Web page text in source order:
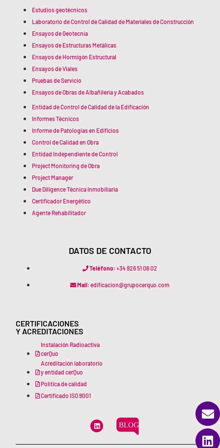
Estudios geotécnicos
Laboratorio de Control de Calidad de Materiales de Construcción
Ensayos de Geotecnia
Ensayos de Estructuras Metálicas
Ensayos de Hormigón Estructural
Ensayos de Viales
Pruebas de Servicio
Ensayos de Obras de Albañilería y Acabados
Entidad de Control de Calidad de la Edificación
Informes Técnicos
Informe de Patologías en Edificios
Control de Calidad en Obra
Entidad Independiente de Control
Project Monitoring de Obra
Project Manager
Due Diligence Técnica Inmobiliaria
Certificador Energético
Agente Rehabilitador
DATOS DE CONTACTO
Teléfono: +34 926 51 06 02
Mail: edificacion@grupocerquo.com
CERTIFICACIONES
Y ACREDITACIONES
Instalación Radioactiva
cerQuo
Acreditación laboratorio
y entidad cerQuo
Política de calidad
Certificado ISO 9001